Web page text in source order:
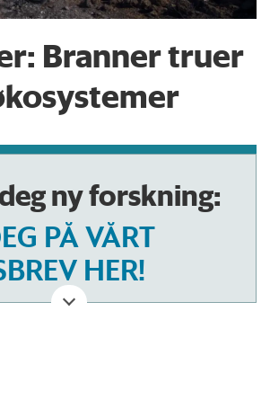
Branner truer
ny forskning:
PÅ VÅRT
HER!